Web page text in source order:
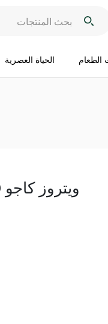
الطعام الحياة العصرية
ويتروز كاجو 50 غ